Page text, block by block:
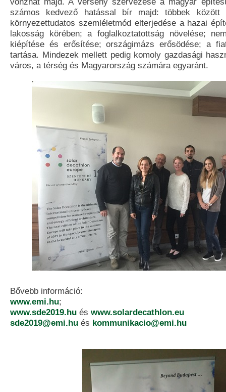
számos kedvező hatással bír majd: többek között
környezettudatos szemléletmód elterjedése a hazai
lakosság körében; a foglalkoztatottság növelése;
kiépítése és erősítése; országimázs erősödése; a
tartása. Mindezek mellett pedig komoly gazdasági
város, a térség és Magyarország számára egyaránt.
Bővebb információ:
www.emi.hu;
www.sde2019.hu és www.solardecathlon.eu
sde2019@emi.hu és kommunikacio@emi.hu